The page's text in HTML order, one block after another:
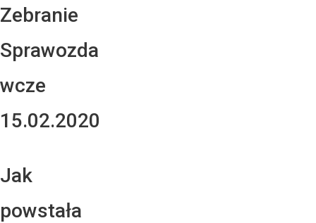
Zebranie
Sprawozda
wcze
15.02.2020
Jak
powstała